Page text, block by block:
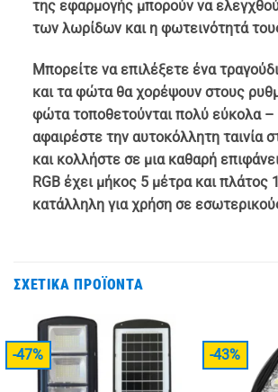
της εφαρμογής μπορούν να
των λωρίδων και η φωτεινότητά
Μπορείτε να επιλέξετε ένα
και τα φώτα θα χορέψουν στους
φώτα τοποθετούνται πολύ εύκολα
αφαιρέστε την αυτοκόλλητη ταινία
και κολλήστε σε μια καθαρή
RGB έχει μήκος 5 μέτρα και πλάτος
κατάλληλη για χρήση σε
ΣΧΕΤΙΚΆ ΠΡΟΪΌΝΤΑ
-47% -43%